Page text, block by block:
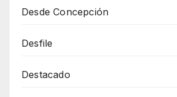
Desde Concepción
Desfile
Destacado